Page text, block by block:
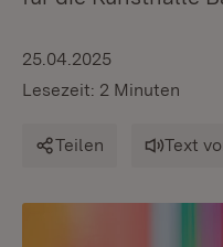
25.04.2025
Lesezeit: 2 Minuten
Teilen Text